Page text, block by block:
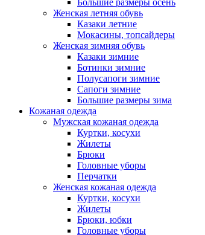
Большие размеры осень
Женская летняя обувь
Казаки летние
Мокасины, топсайдеры
Женская зимняя обувь
Казаки зимние
Ботинки зимние
Полусапоги зимние
Сапоги зимние
Большие размеры зима
Кожаная одежда
Мужская кожаная одежда
Куртки, косухи
Жилеты
Брюки
Головные уборы
Перчатки
Женская кожаная одежда
Куртки, косухи
Жилеты
Брюки, юбки
Головные уборы